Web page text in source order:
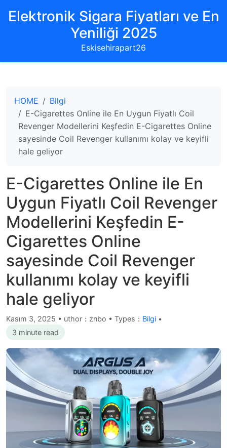
Elektronik Sigara Fiyatları ve En
Yeniliği 2025
Eskisehirapart26
HOME
Bilgi
E-Cigarettes Online ile En Uygun Fiyatlı Coil
Revenger Modellerini Keşfedin E-Cigarettes Online
sayesinde Coil Revenger kullanımı kolay ve keyifli
hale geliyor
E-Cigarettes Online ile En
Uygun Fiyatlı Coil Revenger
Modellerini Keşfedin E-
Cigarettes Online
sayesinde Coil Revenger
kullanımı kolay ve keyifli
hale geliyor
Kasım 3, 2025 • uthor：znbo • Types： Bilgi •
3 minute read